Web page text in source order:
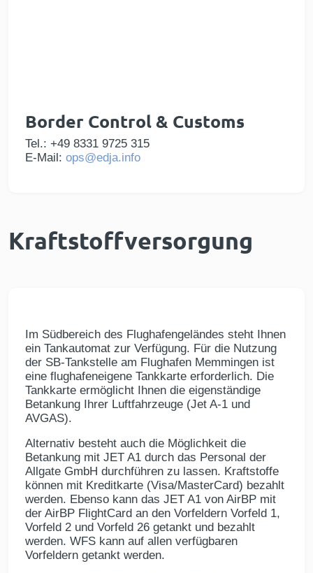
Border Control & Customs
Tel.: +49 8331 9725 315
E-Mail: ops@edja.info
Kraftstoffversorgung
Im Südbereich des Flughafengeländes steht Ihnen
ein Tankautomat zur Verfügung. Für die Nutzung
der SB-Tankstelle am Flughafen Memmingen ist
eine flughafeneigene Tankkarte erforderlich. Die
Tankkarte ermöglicht Ihnen die eigenständige
Betankung Ihrer Luftfahrzeuge (Jet A-1 und
AVGAS).
Alternativ besteht auch die Möglichkeit die
Betankung mit JET A1 durch das Personal der
Allgate GmbH durchführen zu lassen. Kraftstoffe
können mit Kreditkarte (Visa/MasterCard) bezahlt
werden. Ebenso kann das JET A1 von AirBP mit
der AirBP FlightCard an den Vorfeldern Vorfeld 1,
Vorfeld 2 und Vorfeld 26 getankt und bezahlt
werden. WFS kann auf allen verfügbaren
Vorfeldern getankt werden.